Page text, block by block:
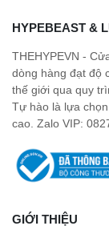
HYPEBEAST &
THEHYPEVN -
dòng hàng đạt độ
thế giới qua quy
Tự hào là lựa
cao. Zalo VIP:
GIỚI THIỆU